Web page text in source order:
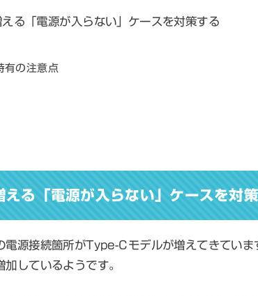
る「電源が入らない」ケースを対策する
有の注意点
る「電源が入らない」ケースを対
電源接続箇所がType-Cモデルが増えてきていま
加しているようです。